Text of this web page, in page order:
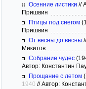
Осенние листики //
Пришвин
Птицы под снегом
Пришвин
От весны до весны //
Микитов
Собрание чудес
Автор: Константин
Прощание с летом
1940 //Автор: